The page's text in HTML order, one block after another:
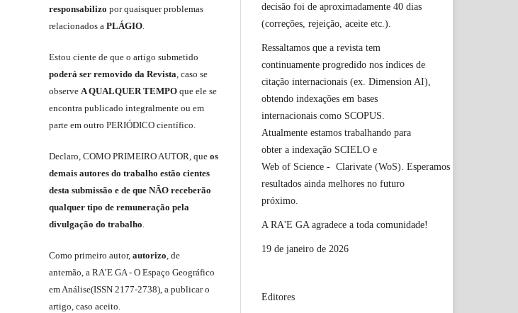
responsabilizo por quaisquer problemas
relacionados a PLÁGIO.
Estou ciente de que o artigo submetido
poderá ser removido da Revista, caso se
observe A QUALQUER TEMPO que ele se
encontra publicado integralmente ou em
parte em outro PERIÓDICO científico.
Declaro, COMO PRIMEIRO AUTOR, que os
demais autores do trabalho estão cientes
desta submissão e de que NÃO receberão
qualquer tipo de remuneração pela
divulgação do trabalho.
Como primeiro autor, autorizo, de
antemão, a RA’E GA - O Espaço Geográfico
em Análise(ISSN 2177-2738), a publicar o
artigo, caso aceito.
decisão foi de aproximadamente 40 dias
(correções, rejeição, aceite etc.).
Ressaltamos que a revista tem
continuamente progredido nos índices de
citação internacionais (ex. Dimension AI),
obtendo indexações em bases
internacionais como SCOPUS.
Atualmente estamos trabalhando para
obter a indexação SCIELO e
Web of Science - Clarivate (WoS). Esperamos
resultados ainda melhores no futuro
próximo.
A RA'E GA agradece a toda comunidade!
19 de janeiro de 2026
Editores